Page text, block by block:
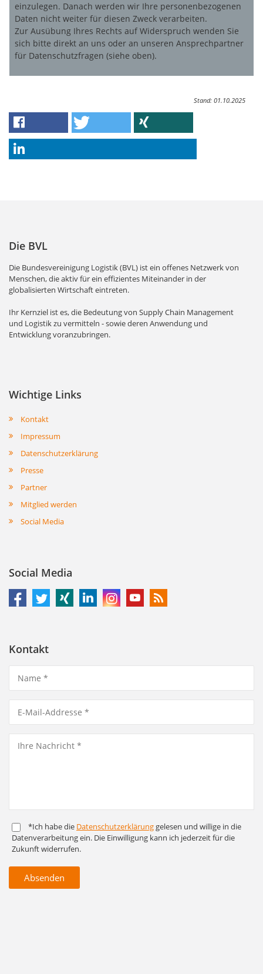
einzulegen. Danach werden wir Ihre personenbezogenen
Daten nicht weiter für diesen Zweck verarbeiten.
Zur Ausübung Ihres Rechts auf Widerspruch wenden Sie
sich bitte direkt an uns oder an unseren Ansprechpartner
für Datenschutzfragen (siehe oben).
Stand: 01.10.2025
Die BVL
Die Bundesvereinigung Logistik (BVL) ist ein offenes Netzwerk von
Menschen, die aktiv für ein effizientes Miteinander in der
globalisierten Wirtschaft eintreten.
Ihr Kernziel ist es, die Bedeutung von Supply Chain Management
und Logistik zu vermitteln - sowie deren Anwendung und
Entwicklung voranzubringen.
Wichtige Links
Kontakt
Impressum
Datenschutzerklärung
Presse
Partner
Mitglied werden
Social Media
Social Media
Kontakt
*Ich habe die Daten­schutz­er­klärunggelesen und willige in die
Daten­ver­arbeitung ein. Die Ein­willigung kann ich jederzeit für die
Zukunft widerrufen.
Absenden